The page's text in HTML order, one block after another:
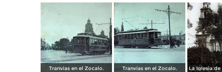
Tranvias en el Zocalo. Tranvias en el Zocalo.